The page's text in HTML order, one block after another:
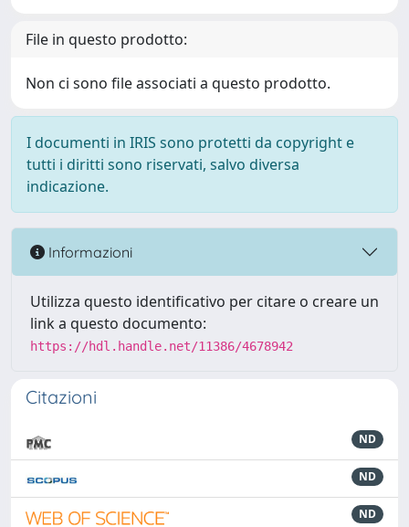
File in questo prodotto:
Non ci sono file associati a questo prodotto.
I documenti in IRIS sono protetti da copyright e
tutti i diritti sono riservati, salvo diversa
indicazione.
Informazioni
Utilizza questo identificativo per citare o creare un
link a questo documento:
https://hdl.handle.net/11386/4678942
Citazioni
ND
ND
ND